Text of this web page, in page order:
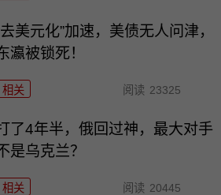
去美元化”加速，美债无人问津，
瀛被锁死！
相关 阅读 23325
了4年半，俄回过神，最大对手
是乌克兰？
相关 阅读 20445